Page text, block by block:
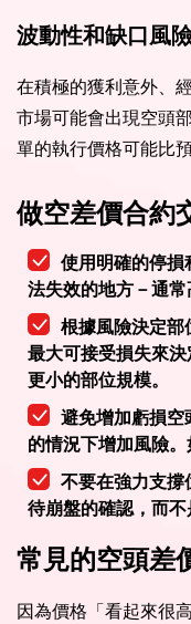
波動性和缺口風
在積極的獲利意外、
市場可能會出現空頭
單的執行價格可能比
做空差價合約
使用明確的停
法失效的地方－通常
根據風險決定
最大可接受損失來
更小的部位規模。
避免增加虧損
的情況下增加風險。
不要在強力支
待崩盤的確認，而不
常見的空頭差
因為價格「看起來很